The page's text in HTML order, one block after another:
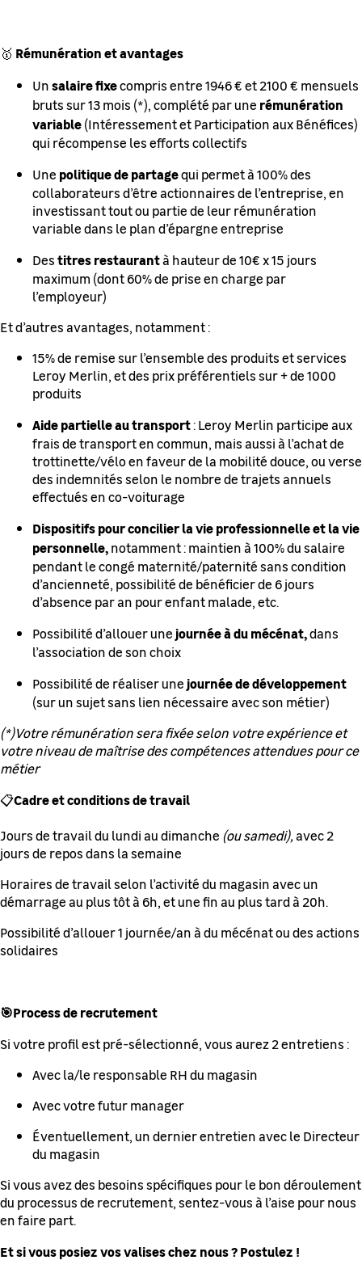
🥇 Rémunération et avantages
Unsalaire fixecompris entre 1946 € et 2100 € mensuels
bruts sur 13 mois (*), complété par une rémunération
variable(Intéressement et Participation aux Bénéfices)
qui récompense les efforts collectifs
Une politique de partagequi permet à 100% des
collaborateurs d’être actionnaires de l’entreprise, en
investissant tout ou partie de leur rémunération
variable dans le plan d’épargne entreprise
Destitres restaurantà hauteur de 10€ x 15 jours
maximum (dont 60% de prise en charge par
l’employeur)
Et d’autres avantages, notamment :
15% de remise sur l’ensemble des produits et services
Leroy Merlin, et des prix préférentiels sur + de 1000
produits
Aide partielle au transport: Leroy Merlin participe aux
frais de transport en commun, mais aussi à l’achat de
trottinette/vélo en faveur de la mobilité douce, ou verse
des indemnités selon le nombre de trajets annuels
effectués en co-voiturage
Dispositifs pour concilier la vie professionnelle et la vie
personnelle,notamment : maintien à 100% du salaire
pendant le congé maternité/paternité sans condition
d’ancienneté, possibilité de bénéficier de 6 jours
d’absence par an pour enfant malade, etc.
Possibilité d’allouer une journée à du mécénat,dans
l’association de son choix
Possibilité de réaliser une journée de développement
(sur un sujet sans lien nécessaire avec son métier)
(*)Votre rémunération sera fixée selon votre expérience et
votre niveau de maîtrise des compétences attendues pour ce
métier
📋Cadre et conditions de travail
Jours de travail du lundi au dimanche (ou samedi),avec 2
jours de repos dans la semaine
Horaires de travail selon l’activité du magasin avec un
démarrage au plus tôt à 6h, et une fin au plus tard à 20h.
Possibilité d’allouer 1 journée/an à du mécénat ou des actions
solidaires
🎯Process de recrutement
Si votre profil est pré-sélectionné, vous aurez 2 entretiens :
Avec la/le responsable RH du magasin
Avec votre futur manager
Éventuellement, un dernier entretien avec le Directeur
du magasin
Si vous avez des besoins spécifiques pour le bon déroulement
du processus de recrutement, sentez-vous à l’aise pour nous
en faire part.
Et si vous posiez vos valises chez nous ? Postulez !